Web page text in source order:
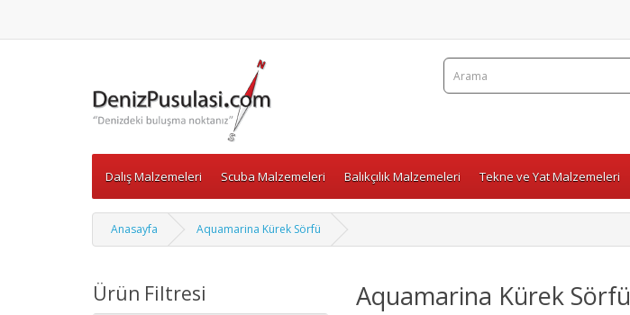
Dalış Malzemeleri Scuba Malzemeleri Balıkçılık Malzemeleri Tekne ve Yat Malzemeleri
Anasayfa Aquamarina Kürek Sörfü
Ürün Filtresi Aquamarina Kürek Sörfü